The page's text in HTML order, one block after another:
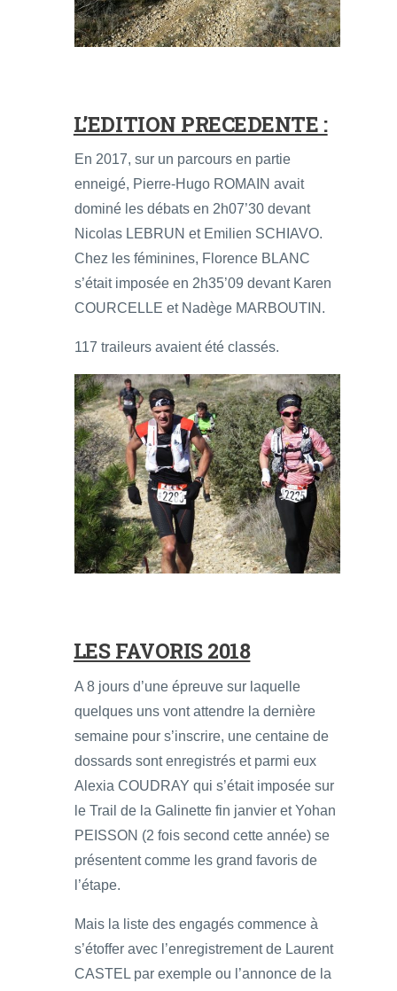
L’EDITION PRECEDENTE :
En 2017, sur un parcours en partie
enneigé, Pierre-Hugo ROMAIN avait
dominé les débats en 2h07’30 devant
Nicolas LEBRUN et Emilien SCHIAVO.
Chez les féminines, Florence BLANC
s’était imposée en 2h35’09 devant Karen
COURCELLE et Nadège MARBOUTIN.
117 traileurs avaient été classés.
LES FAVORIS 2018
A 8 jours d’une épreuve sur laquelle
quelques uns vont attendre la dernière
semaine pour s’inscrire, une centaine de
dossards sont enregistrés et parmi eux
Alexia COUDRAY qui s’était imposée sur
le Trail de la Galinette fin janvier et Yohan
PEISSON (2 fois second cette année) se
présentent comme les grand favoris de
l’étape.
Mais la liste des engagés commence à
s’étoffer avec l’enregistrement de Laurent
CASTEL par exemple ou l’annonce de la